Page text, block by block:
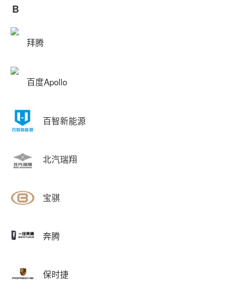
B
拜腾
百度Apollo
百智新能源
北汽瑞翔
宝骐
奔腾
保时捷